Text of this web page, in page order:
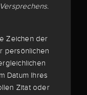
Zeichen der
persönlichen
Datum Ihres
Zitat oder